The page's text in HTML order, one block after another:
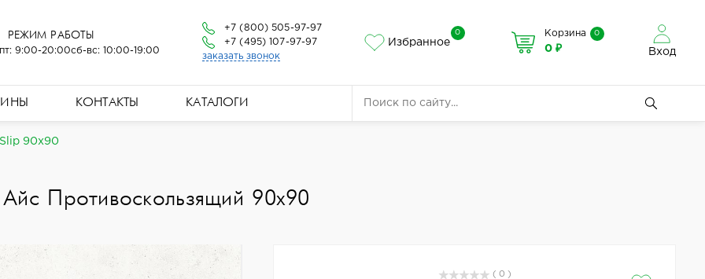
РЕЖИМ РАБОТЫ
9:00-20:00сб-вс: 10:00-19:00
+7 (800) 505-97-97
+7 (495) 107-97-97
заказать звонок
Избранное
0 Корзина 0
0 ₽ Вход
КОНТАКТЫ КАТАЛОГИ
90x90
Противоскользящий 90x90
( 0 )